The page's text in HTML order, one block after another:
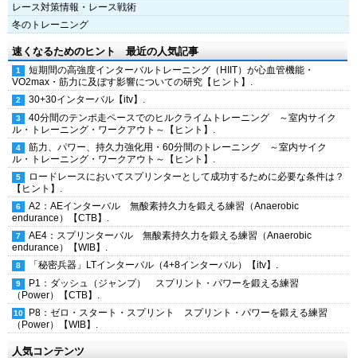
レース対策情報・レース戦術
冬のトレーニング
速くなるためのヒント 最近の人気記事
短期間の高強度インターバルトレーニング（HIIT）が心血管機能・
VO2max・筋力に及ぼす影響についての研究【ヒント】.
30+30インターバル【itv】.
40分間のテンポ走ペースでのヒルクライムトレーニング ～室内サイク
ル・トレーニング・ワークアウト～【ヒント】.
筋力、パワー、持久力強化用・60分間のトレーニング ～室内サイク
ル・トレーニング・ワークアウト～【ヒント】.
ロードレースにおいてスプリンターとして成功するために必要な条件は？
【ヒント】.
A2：AEインターバル 無酸素持久力を鍛える練習（Anaerobic
endurance）【CTB】.
AE4：スプリンターバル 無酸素持久力を鍛える練習（Anaerobic
endurance）【WIB】.
「秘密兵器」LTインターバル（4+8インターバル）【itv】.
P1：ダッシュ（ジャンプ） スプリント・パワーを鍛える練習
（Power）【CTB】.
P8：ゼロ・スタート・スプリント スプリント・パワーを鍛える練習
（Power）【WIB】.
人気コンテンツ